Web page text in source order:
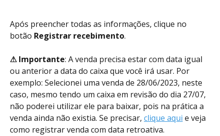
Após preencher todas as informações, clique no
botão Registrar recebimento.
⚠ Importante: A venda precisa estar com data igual
ou anterior a data do caixa que você irá usar. Por
exemplo: Selecionei uma venda de 28/06/2023, neste
caso, mesmo tendo um caixa em revisão do dia 27/07,
não poderei utilizar ele para baixar, pois na prática a
venda ainda não existia. Se precisar, clique aqui e veja
como registrar venda com data retroativa.